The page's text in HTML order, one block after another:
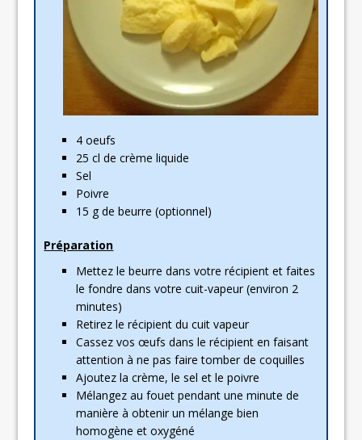
4 oeufs
25 cl de crème liquide
Sel
Poivre
15 g de beurre (optionnel)
Préparation
Mettez le beurre dans votre récipient et faites
le fondre dans votre cuit-vapeur (environ 2
minutes)
Retirez le récipient du cuit vapeur
Cassez vos œufs dans le récipient en faisant
attention à ne pas faire tomber de coquilles
Ajoutez la crème, le sel et le poivre
Mélangez au fouet pendant une minute de
manière à obtenir un mélange bien
homogène et oxygéné